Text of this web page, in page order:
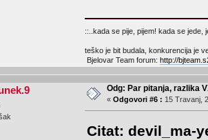
::..kada se pije, pijem! kada se jede,
teško je bit budala, konkurencija je
Bjelovar Team forum: http://
Odg: Par pitanja, razlika
« Odgovori #6 : 15 Travanj,
Citat: devil_ma-